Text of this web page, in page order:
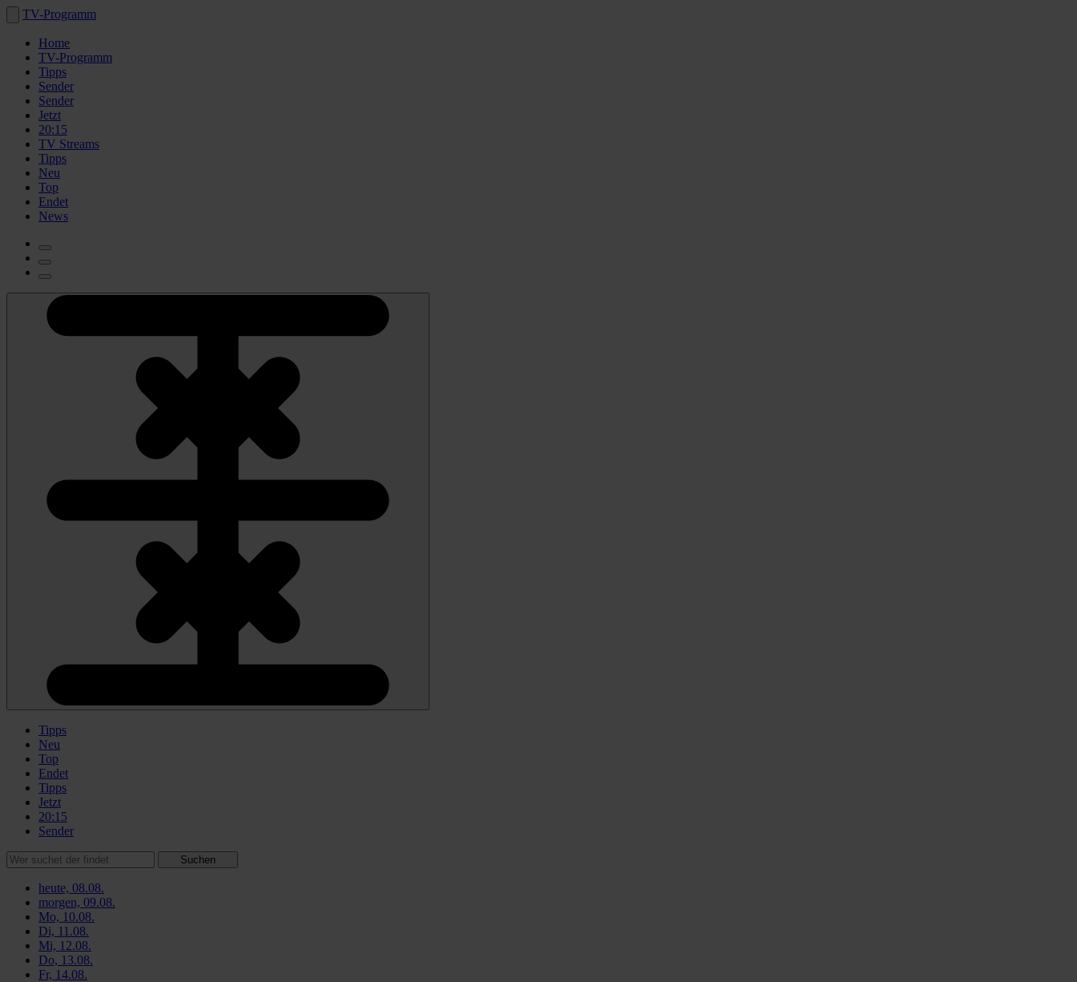
TV-Programm
Home
TV-Programm
Tipps
Sender
Sender
Jetzt
20:15
TV Streams
Tipps
Neu
Top
Endet
News
Tipps
Neu
Top
Endet
Tipps
Jetzt
20:15
Sender
Suchen
heute, 08.08.
morgen, 09.08.
Mo, 10.08.
Di, 11.08.
Mi, 12.08.
Do, 13.08.
Fr, 14.08.